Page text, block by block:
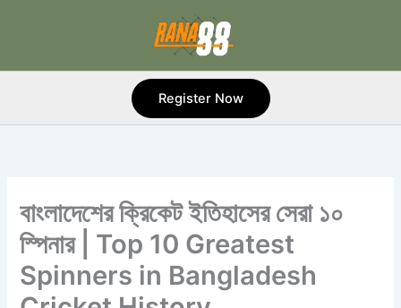
Register Now
বাংলাদেশের ক্রিকেট ইতিহাসের সেরা ১০
স্পিনার | Top 10 Greatest
Spinners in Bangladesh